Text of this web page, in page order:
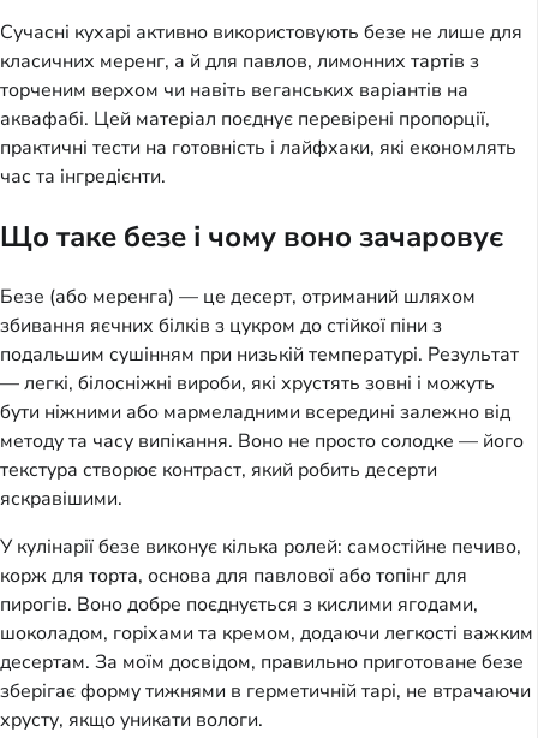
Сучасні кухарі активно використовують безе не лише для
класичних меренг, а й для павлов, лимонних тартів з
торченим верхом чи навіть веганських варіантів на
аквафабі. Цей матеріал поєднує перевірені пропорції,
практичні тести на готовність і лайфхаки, які економлять
час та інгредієнти.
Що таке безе і чому воно зачаровує
Безе (або меренга) — це десерт, отриманий шляхом
збивання яєчних білків з цукром до стійкої піни з
подальшим сушінням при низькій температурі. Результат
— легкі, білосніжні вироби, які хрустять зовні і можуть
бути ніжними або мармеладними всередині залежно від
методу та часу випікання. Воно не просто солодке — його
текстура створює контраст, який робить десерти
яскравішими.
У кулінарії безе виконує кілька ролей: самостійне печиво,
корж для торта, основа для павлової або топінг для
пирогів. Воно добре поєднується з кислими ягодами,
шоколадом, горіхами та кремом, додаючи легкості важким
десертам. За моїм досвідом, правильно приготоване безе
зберігає форму тижнями в герметичній тарі, не втрачаючи
хрусту, якщо уникати вологи.